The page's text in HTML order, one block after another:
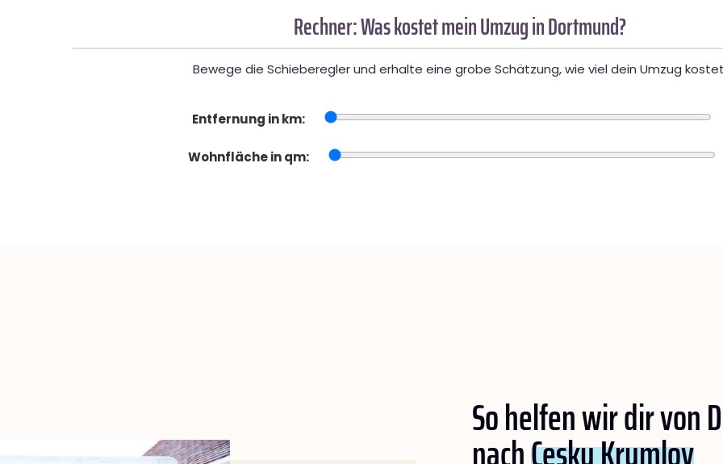
Rechner: Was kostet mein Umzug in Dortmund?
Bewege die Schieberegler und erhalte eine grobe Schätzung, wie viel dein Umzug
Entfernung in km:
Wohnfläche in qm:
So helfen wir dir von